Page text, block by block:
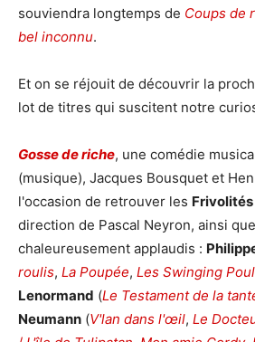
souviendra longtemps de Coups de
bel inconnu.
Et on se réjouit de découvrir la
lot de titres qui suscitent notre
Gosse de riche, une comédie
(musique), Jacques Bousquet et
l'occasion de retrouver les
direction de Pascal Neyron, ainsi
chaleureusement applaudis :
roulis, La Poupée, Les Swinging
Lenormand (Le Testament de la
Neumann (V'lan dans l'œil, Le